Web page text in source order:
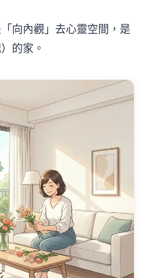
向內觀」去心靈空間，是
的家。